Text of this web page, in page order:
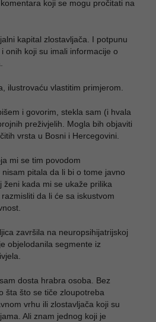
koji se mogu pročitati na
kapital zlostavljača. I potpunu
onih koji su imali informacije o
ilustrovaću vlastitim primjerom.
i govorim, stekla sam (i hvala
preživjelih. Mogla bih objaviti
vrsta u Bosni i Hercegovini.
mi se tim povodom
pitala da li bi o tome javno
ženi kada mi se ukaže prilika
da li će sa iskustvom
završila na neuropsihijatrijskoj
objelodanila segmente iz
dosta hrabra osoba. Bez
šta što se tiče zloupotreba
vrhu ili zlostavljača koji su
Ali znam jednog koji je